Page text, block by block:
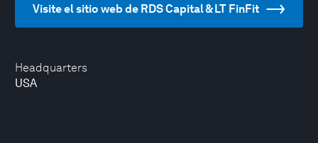
Headquarters
USA
Visite el sitio web de RDS Capital & LT FinFit